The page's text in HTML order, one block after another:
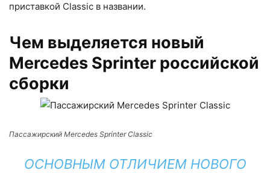
приставкой Classic в названии.
Чем выделяется новый
Mercedes Sprinter российской
сборки
Пассажирский Mercedes Sprinter Classic
ОСНОВНЫМ ОТЛИЧИЕМ НОВОГО